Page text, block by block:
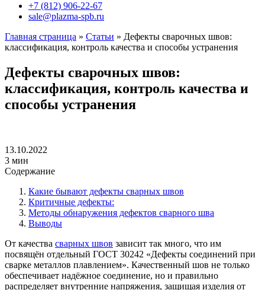
+7 (812) 906-22-67
sale@plazma-spb.ru
Главная страница » Статьи » Дефекты сварочных швов:
классификация, контроль качества и способы устранения
Дефекты сварочных швов:
классификация, контроль качества и
способы устранения
13.10.2022
3 мин
Содержание
Какие бывают дефекты сварных швов
Критичные дефекты:
Методы обнаружения дефектов сварного шва
Выводы
От качества сварных швов зависит так много, что им
посвящён отдельный ГОСТ 30242 «Дефекты соединений при
сварке металлов плавлением». Качественный шов не только
обеспечивает надёжное соединение, но и правильно
распределяет внутренние напряжения, защищая изделия от